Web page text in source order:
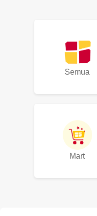
Semua
Mart